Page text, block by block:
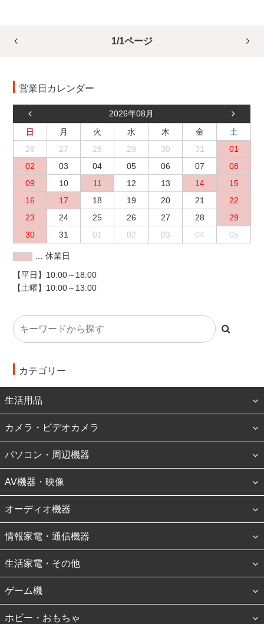
1/1ページ
営業日カレンダー
2026年08月
日
月 火 水 木 金
土
26
27 28 29 30 31
01
02
03 04 05 06 07
08
09
10 11 12 13 14
15
16
17 18 19 20 21
22
23
24 25 26 27 28
29
30
31 01 02 03 04 05
… 休業日
【平日】10:00～18:00
【土曜】10:00～13:00
カテゴリー
生活用品
カメラ・ビデオカメラ
パソコン・周辺機器
AV機器・映像
オーディオ機器
情報家電・通信機器
生活家電・その他
ゲーム機
ホビー・おもちゃ